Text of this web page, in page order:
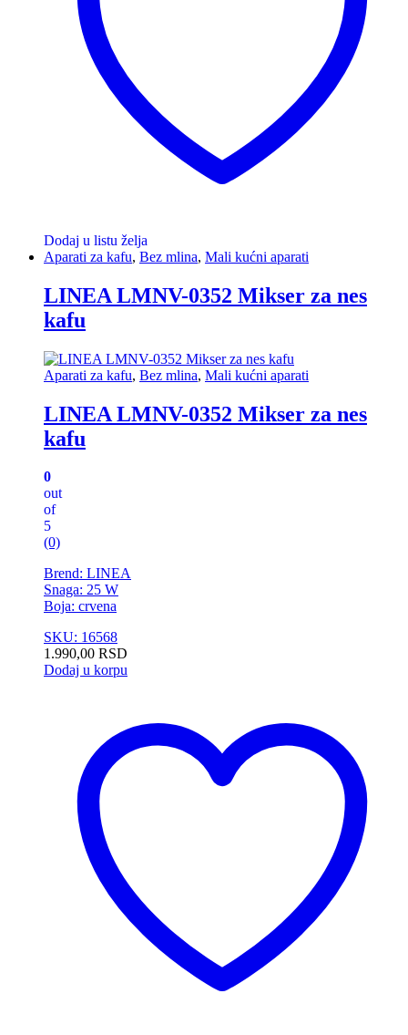
Dodaj u listu želja
Aparati za kafu, Bez mlina, Mali kućni aparati
LINEA LMNV-0352 Mikser za nes
kafu
Aparati za kafu, Bez mlina, Mali kućni aparati
LINEA LMNV-0352 Mikser za nes
kafu
0
out
of
5
(0)
Brend: LINEA
Snaga: 25 W
Boja: crvena
SKU: 16568
1.990,00 RSD
Dodaj u korpu